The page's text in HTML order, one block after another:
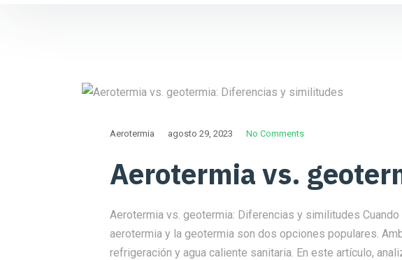
Aerotermia agosto 29, 2023 No Comments
Aerotermia vs.
Aerotermia vs. geotermia: Diferencias y similitudes
aerotermia y la geotermia son dos opciones populares.
refrigeración y agua caliente sanitaria. En este artículo,